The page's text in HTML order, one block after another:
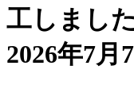
工しました
2026年7月